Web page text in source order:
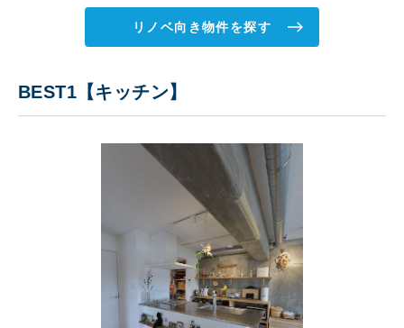
リノベ向き物件を探す
BEST1【キッチン】